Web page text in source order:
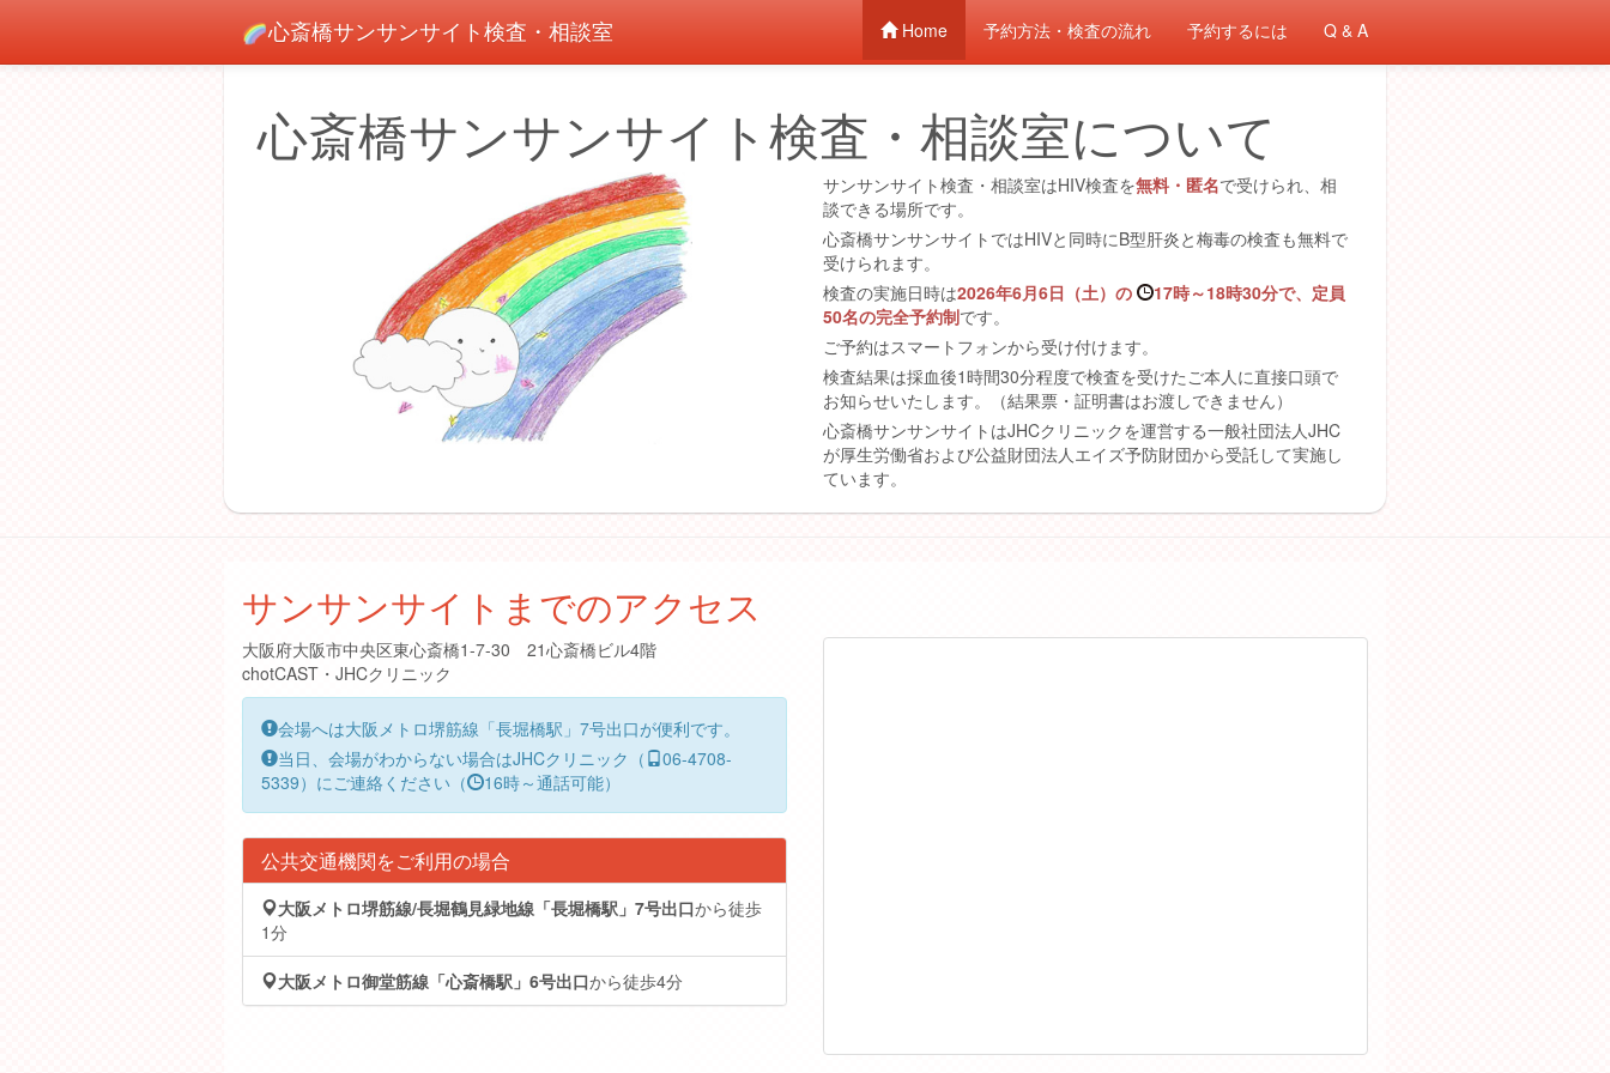
心斎橋サンサンサイト検査・相談室 Home 予約方法・検査の流れ 予約するには Q & A
心斎橋サンサンサイト検査・相談室について
サンサンサイト検査・相談室はHIV検査を無料・匿名で受けられ、相
談できる場所です。
心斎橋サンサンサイトではHIVと同時にB型肝炎と梅毒の検査も無料で
受けられます。
検査の実施日時は2026年6月6日（土）の
17時～18時30分で、定員
50名の完全予約制です。
ご予約はスマートフォンから受け付けます。
検査結果は採血後1時間30分程度で検査を受けたご本人に直接口頭で
お知らせいたします。（結果票・証明書はお渡しできません）
心斎橋サンサンサイトはJHCクリニックを運営する一般社団法人JHC
が厚生労働省および公益財団法人エイズ予防財団から受託して実施し
ています。
サンサンサイトまでのアクセス
大阪府大阪市中央区東心斎橋1-7-30 21心斎橋ビル4階
chotCAST・JHCクリニック
会場へは大阪メトロ堺筋線「長堀橋駅」7号出口が便利です。
当日、会場がわからない場合はJHCクリニック（
06-4708-
5339）にご連絡ください（
16時～通話可能）
公共交通機関をご利用の場合
大阪メトロ堺筋線/長堀鶴見緑地線「長堀橋駅」7号出口から徒歩
1分
大阪メトロ御堂筋線「心斎橋駅」6号出口から徒歩4分